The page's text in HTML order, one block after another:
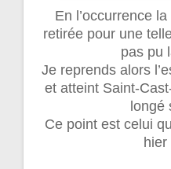
En l’occurrence
retirée pour une
pas pu
Je reprends alors
et atteint Saint-
longé
Ce point est celui